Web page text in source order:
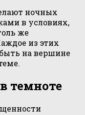
ночных
в условиях,
же
из этих
на вершине
темноте